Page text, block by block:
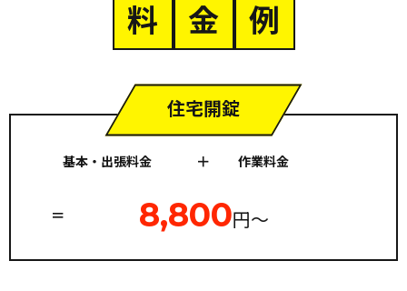
料 金 例
住宅開錠
基本・出張料金 作業料金
8,800円〜